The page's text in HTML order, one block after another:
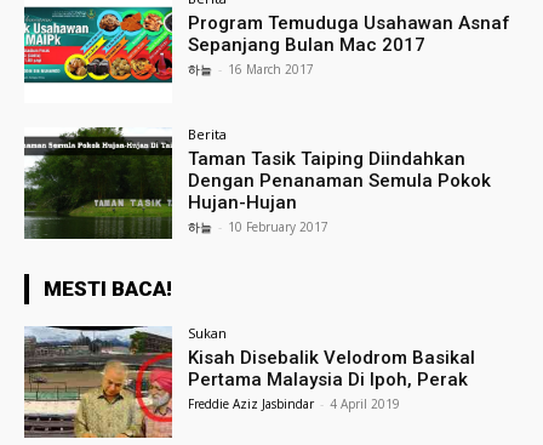
Program Temuduga Usahawan Asnaf
Sepanjang Bulan Mac 2017
하늘 - 16 March 2017
Berita
Taman Tasik Taiping Diindahkan
Dengan Penanaman Semula Pokok
Hujan-Hujan
하늘 - 10 February 2017
MESTI BACA!
Sukan
Kisah Disebalik Velodrom Basikal
Pertama Malaysia Di Ipoh, Perak
Freddie Aziz Jasbindar - 4 April 2019